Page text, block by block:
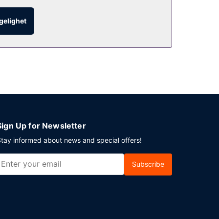
kafeen. Stedet har en bar/lounge hvor du
Up for Newsletter
informed about news and special offers!
Subscribe